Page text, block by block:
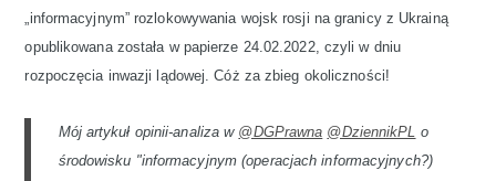
„informacyjnym” rozlokowywania wojsk rosji na granicy z Ukrainą
opublikowana została w papierze 24.02.2022, czyli w dniu
rozpoczęcia inwazji lądowej. Cóż za zbieg okoliczności!
Mój artykuł opinii-analiza w @DGPrawna @DziennikPL o
środowisku "informacyjnym (operacjach informacyjnych?)